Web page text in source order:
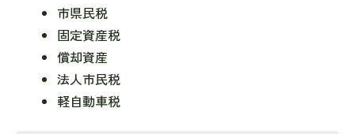
市県民税
固定資産税
償却資産
法人市民税
軽自動車税